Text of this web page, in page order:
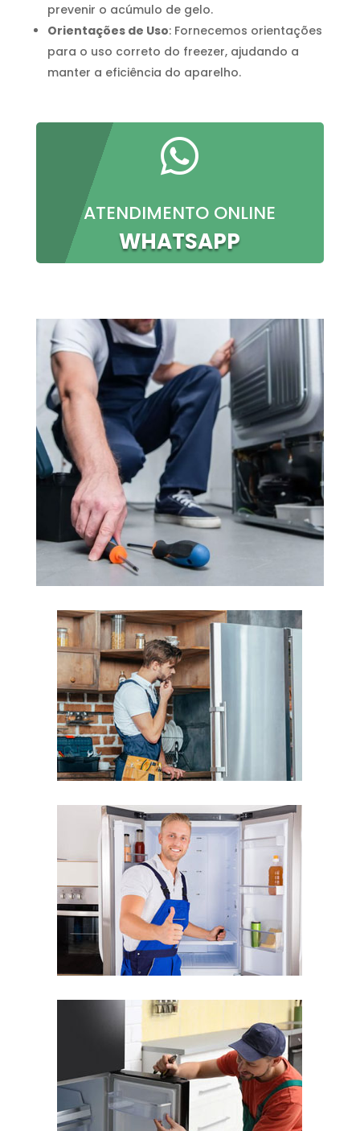
prevenir o acúmulo de gelo.
Orientações de Uso: Fornecemos orientações
para o uso correto do freezer, ajudando a
manter a eficiência do aparelho.

ATENDIMENTO ONLINE
WHATSAPP